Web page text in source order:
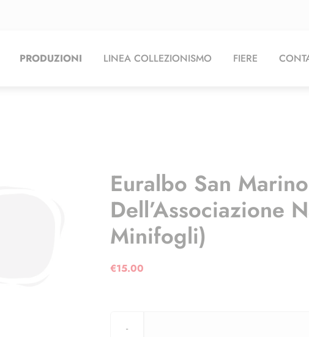
PRODUZIONI LINEA COLLEZIONISMO FIERE
Euralbo San
Dell’Associazione
Minifogli)
€15.00